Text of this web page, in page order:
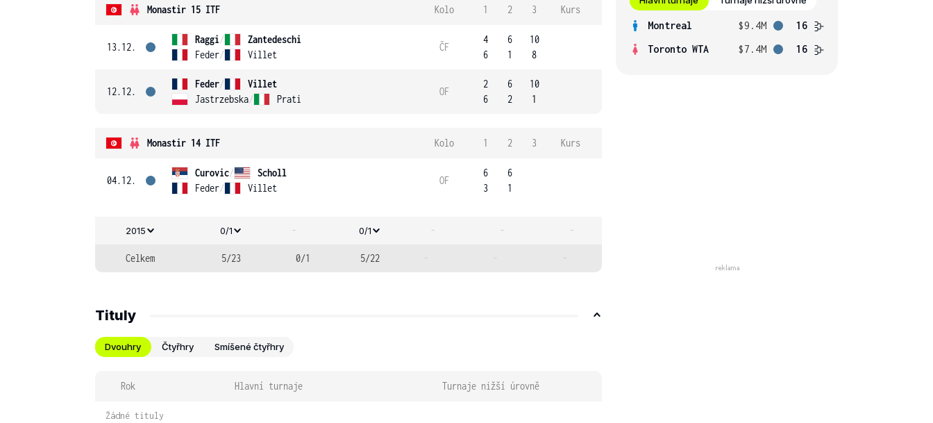
Monastir 15 ITF Kolo 1 2 3 Kurs
13.12.
Raggi/
Zantedeschi
Feder/ Villet
ČF
4
6
6
1
10
8
12.12.
Feder/
Villet
Jastrzebska/ Prati
OF
2
6
6
2
10
1
Monastir 14 ITF Kolo 1 2 3 Kurs
04.12.
Curovic/
Scholl
Feder/ Villet
OF
6
3
6
1
2015 0/1 - 0/1 - - -
Celkem 5/23 0/1 5/22 - - -
Tituly
Dvouhry Čtyřhry Smíšené čtyřhry
Rok Hlavní turnaje Turnaje nižší úrovně
Žádné tituly
Montreal $9.4M
16
Toronto WTA
$7.4M 16